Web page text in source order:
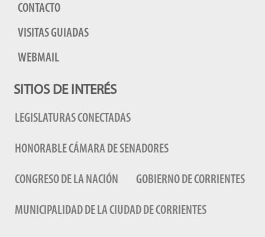
CONTACTO
VISITAS GUIADAS
WEBMAIL
SITIOS DE INTERÉS
LEGISLATURAS CONECTADAS
HONORABLE CÁMARA DE SENADORES
CONGRESO DE LA NACIÓN GOBIERNO DE CORRIENTES
MUNICIPALIDAD DE LA CIUDAD DE CORRIENTES